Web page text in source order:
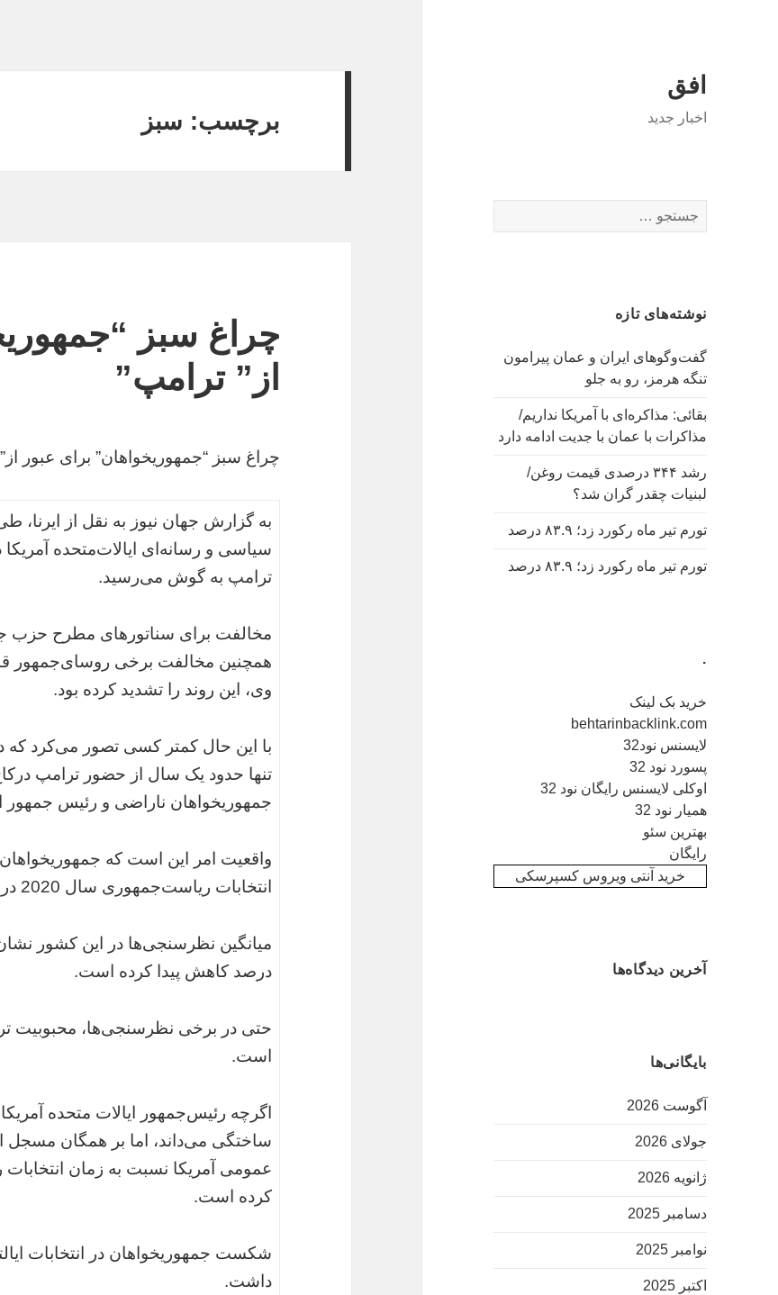
افق
اخبار جدید
برای:
نوشته‌های تازه
گفت‌وگوهای ایران و عمان پیرامون
تنگه هرمز، رو به جلو
بقائی: مذاکره‌ای با آمریکا نداریم/
مذاکرات با عمان با جدیت ادامه دارد
رشد ۳۴۴ درصدی قیمت روغن/
لبنیات چقدر گران شد؟
تورم تیر ماه رکورد زد؛ ۸۳.۹ درصد
تورم تیر ماه رکورد زد؛ ۸۳.۹ درصد
.
خرید بک لینک
behtarinbacklink.com
لایسنس نود32
پسورد نود 32
اوکلی لایسنس رایگان نود 32
همیار نود 32
بهترین سئو
رایگان
خرید آنتی ویروس کسپرسکی
آخرین دیدگاه‌ها
بایگانی‌ها
آگوست 2026
جولای 2026
ژانویه 2026
دسامبر 2025
نوامبر 2025
اکتبر 2025
برچسب: سبز
چراغ سبز
از” ترامپ”
چراغ سبز “جمهوریخواهان” برای عبور
به گزارش جهان نیوز به نقل از
سیاسی و رسانه‌ای ایالات‌متحده
ترامپ به گوش می‌رسید.
مخالفت برای سناتورهای مطرح حزب
همچنین مخالفت برخی روسای‌جمهور
وی، این روند را تشدید کرده بود.
تنها حدود یک‌ سال از حضور‌ ترامپ
جمهوریخواهان ناراضی و رئیس‌ جمهور
واقعیت امر این است که جمهوریخواهان
انتخابات ریاست‌جمهوری سال 2020 در این کشور نگران هستند.‌
درصد کاهش پیدا کرده است.
است.
اگرچه رئیس‌جمهور ایالات متحده
ساختگی می‌داند، اما بر همگان مسجل
کرده است.
شکست جمهوریخواهان در انتخابات
داشت.